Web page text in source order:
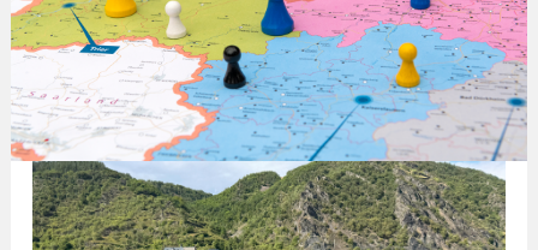
Alle Energiesteckbriefe
Praxisbeispiele